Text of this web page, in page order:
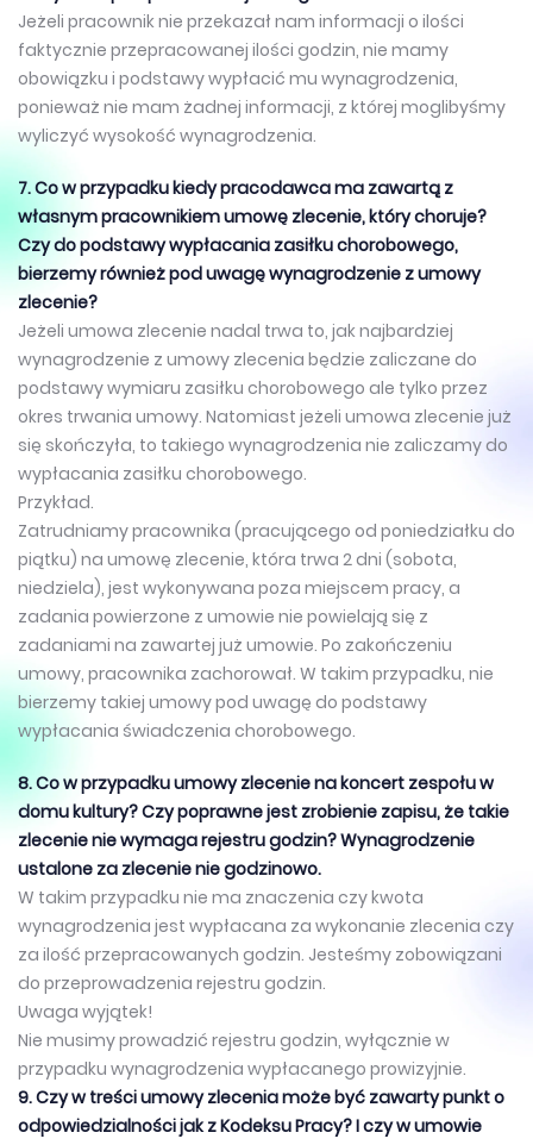
Jeżeli pracownik nie przekazał nam informacji o ilości
faktycznie przepracowanej ilości godzin, nie mamy
obowiązku i podstawy wypłacić mu wynagrodzenia,
ponieważ nie mam żadnej informacji, z której moglibyśmy
wyliczyć wysokość wynagrodzenia.
7. Co w przypadku kiedy pracodawca ma zawartą z
własnym pracownikiem umowę zlecenie, który choruje?
Czy do podstawy wypłacania zasiłku chorobowego,
bierzemy również pod uwagę wynagrodzenie z umowy
zlecenie?
Jeżeli umowa zlecenie nadal trwa to, jak najbardziej
wynagrodzenie z umowy zlecenia będzie zaliczane do
podstawy wymiaru zasiłku chorobowego ale tylko przez
okres trwania umowy. Natomiast jeżeli umowa zlecenie już
się skończyła, to takiego wynagrodzenia nie zaliczamy do
wypłacania zasiłku chorobowego.
Przykład.
Zatrudniamy pracownika (pracującego od poniedziałku do
piątku) na umowę zlecenie, która trwa 2 dni (sobota,
niedziela), jest wykonywana poza miejscem pracy, a
zadania powierzone z umowie nie powielają się z
zadaniami na zawartej już umowie. Po zakończeniu
umowy, pracownika zachorował. W takim przypadku, nie
bierzemy takiej umowy pod uwagę do podstawy
wypłacania świadczenia chorobowego.
8. Co w przypadku umowy zlecenie na koncert zespołu w
domu kultury? Czy poprawne jest zrobienie zapisu, że takie
zlecenie nie wymaga rejestru godzin? Wynagrodzenie
ustalone za zlecenie nie godzinowo.
W takim przypadku nie ma znaczenia czy kwota
wynagrodzenia jest wypłacana za wykonanie zlecenia czy
za ilość przepracowanych godzin. Jesteśmy zobowiązani
do przeprowadzenia rejestru godzin.
Uwaga wyjątek!
Nie musimy prowadzić rejestru godzin, wyłącznie w
przypadku wynagrodzenia wypłacanego prowizyjnie.
9. Czy w treści umowy zlecenia może być zawarty punkt o
odpowiedzialności jak z Kodeksu Pracy? I czy w umowie